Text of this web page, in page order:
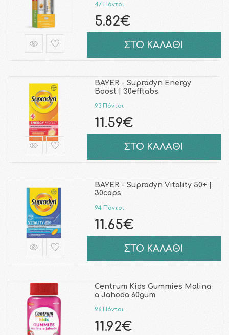
47 Πόντοι
5.82€
ΣΤΟ ΚΑΛΑΘΙ
BAYER - Supradyn Energy
Boost | 30efftabs
93 Πόντοι
11.59€
ΣΤΟ ΚΑΛΑΘΙ
BAYER - Supradyn Vitality 50+ |
30caps
94 Πόντοι
11.65€
ΣΤΟ ΚΑΛΑΘΙ
Centrum Kids Gummies Malina
a Jahoda 60gum
96 Πόντοι
11.92€